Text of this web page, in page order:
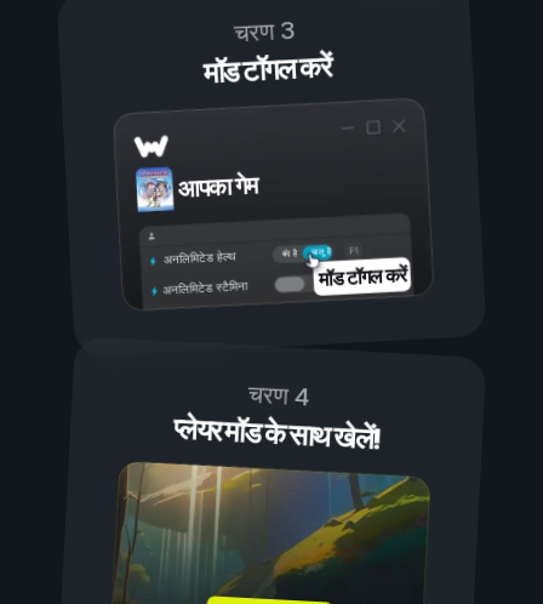
चरण 3
मॉड टॉगल करें
आपका गेम
चालू है
बंद है
अनलिमिटेड हेल्थ
अनलिमिटेड स्टैमिना मॉड टॉगल करें
चरण 4
प्लेयर मॉड के साथ खेलें!